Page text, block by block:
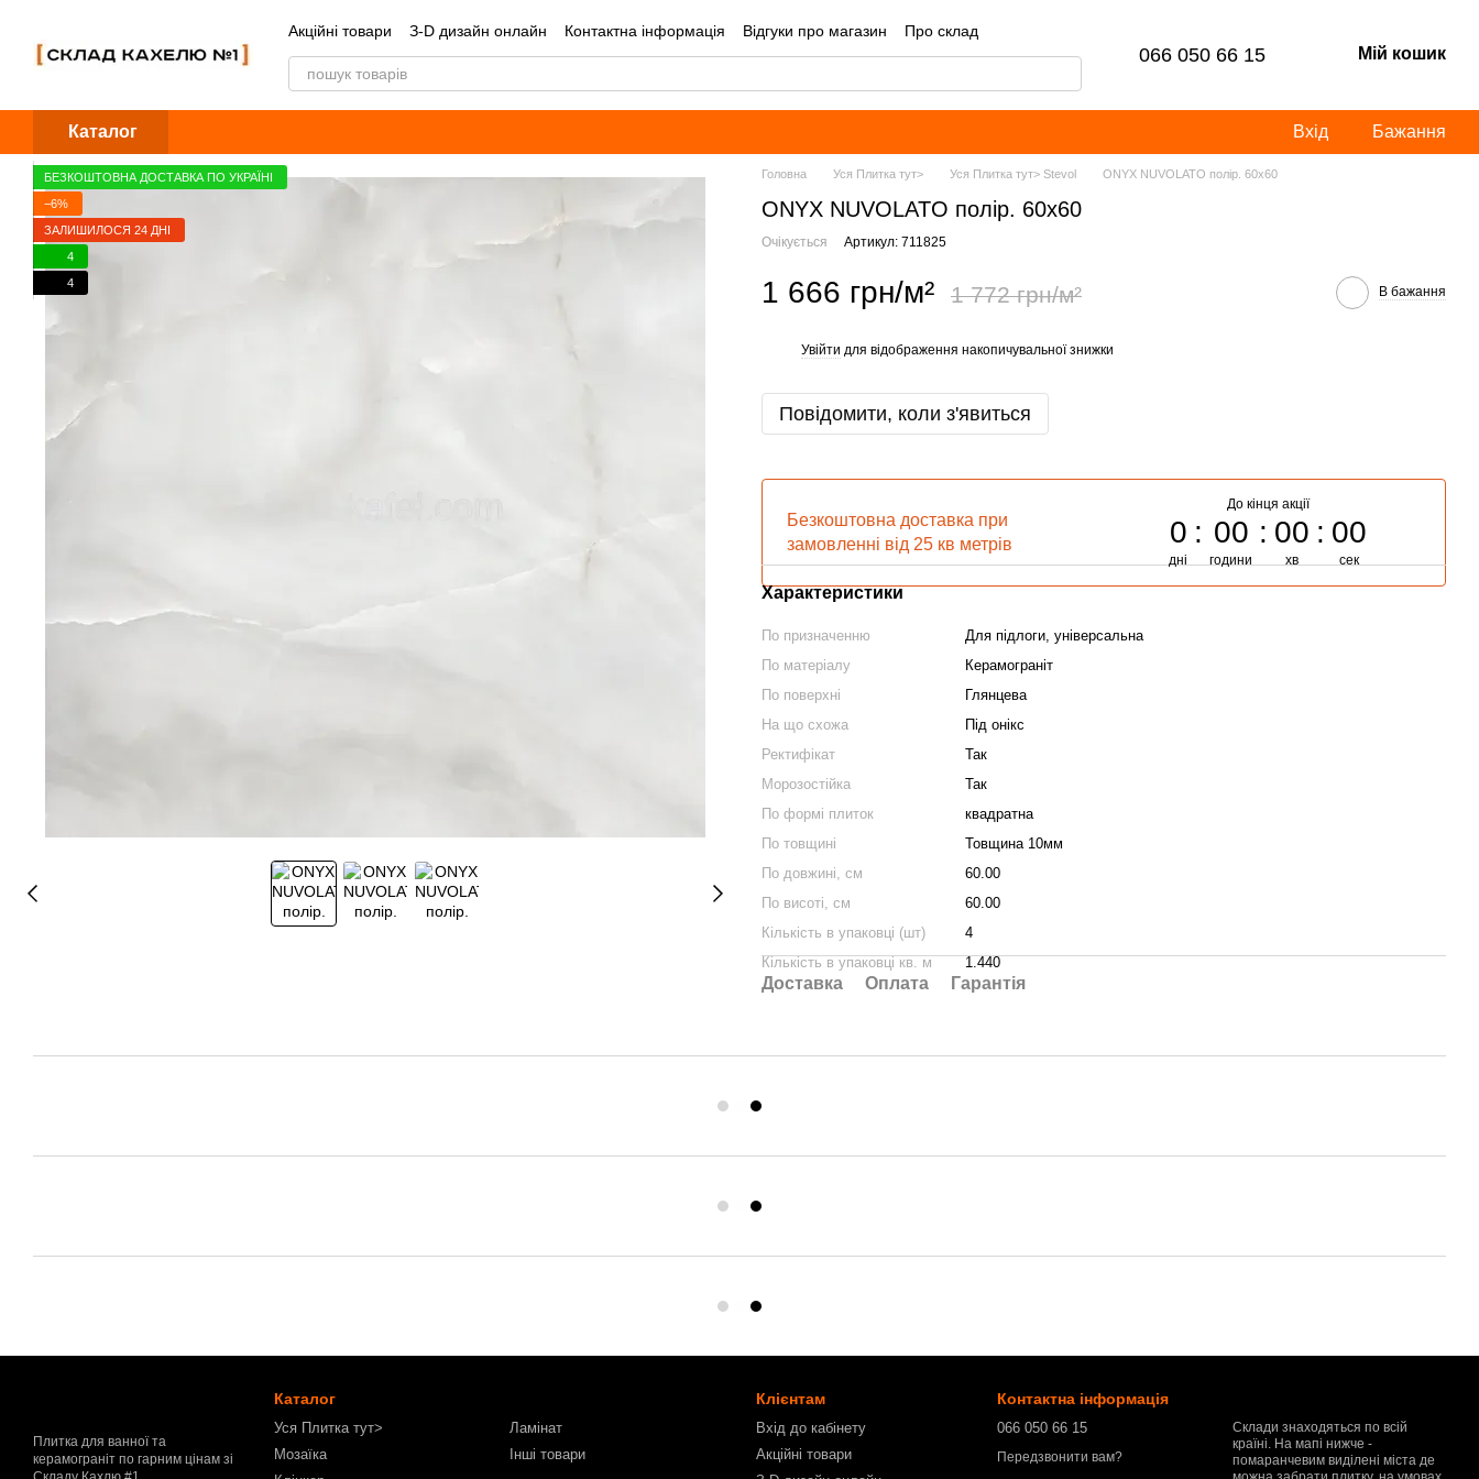
Акційні товари З-D дизайн онлайн Контактна інформація Відгуки про магазин
Про склад
Обмін та повернення
Блог Угода користувача Оплата і доставка 066 050 66 15 Мій кошик
Каталог Вхід Бажання
БЕЗКОШТОВНА ДОСТАВКА ПО УКРАЇНІ
−6%
ЗАЛИШИЛОСЯ 24 ДНІ
4
4
Головна Уся Плитка тут> Уся Плитка тут> Stevol ONYX NUVOLATO полір. 60x60
ONYX NUVOLATO полір. 60x60
Очікується Артикул: 711825
1 666 грн/м² 1 772 грн/м² В бажання
Увійти для відображення накопичувальної знижки
Повідомити, коли з'явиться
Безкоштовна доставка при
замовленні від 25 кв метрів
До кінця акції
0
дні
00
години
00
хв
00
сек
Характеристики
По призначенню
Для підлоги, універсальна
По матеріалу
Керамограніт
По поверхні
Глянцева
На що схожа
Під онікс
Ректифікат
Так
Морозостійка
Так
По формі плиток
квадратна
По товщині
Товщина 10мм
По довжині, см
60.00
По висоті, см
60.00
Кількість в упаковці (шт)
4
Кількість в упаковці кв. м
1.440
Доставка Оплата Гарантія
Плитка для ванної та
керамограніт по гарним цінам зі
Каталог
Уся Плитка тут>
Мозаїка
Ламінат
Інші товари
Клієнтам
Вхід до кабінету
Акційні товари
Контактна інформація
066 050 66 15
Передзвонити вам?
Склади знаходяться по всій
країні. На мапі нижче -
помаранчевим виділені міста де